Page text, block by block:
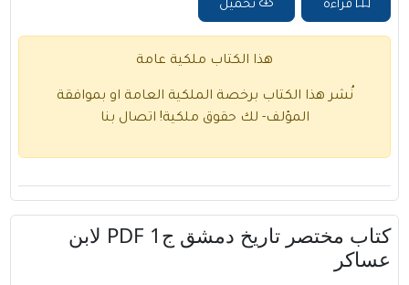
قراءة تحميل
هذا الكتاب ملكية عامة
نُشر هذا الكتاب برخصة الملكية العامة او بموافقة
المؤلف- لك حقوق ملكية! اتصال بنا
كتاب مختصر تاريخ دمشق ج1 PDF لابن
عساكر